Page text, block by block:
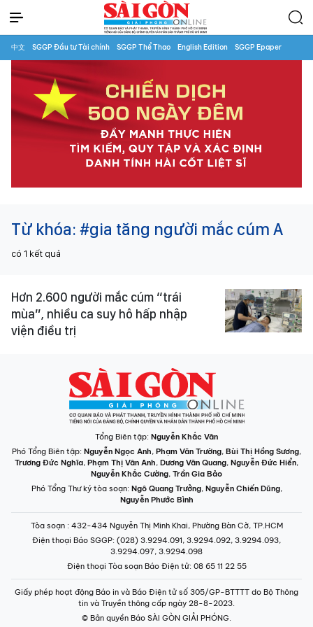
中文 SGGP Đầu tư Tài chính SGGP Thể Thao English Edition SGGP Epaper
Từ khóa: #gia tăng người mắc cúm A
có 1 kết quả
Hơn 2.600 người mắc cúm “trái
mùa”, nhiều ca suy hô hấp nhập
viện điều trị
Tổng Biên tập: Nguyễn Khắc Văn
Phó Tổng Biên tập: Nguyễn Ngọc Anh, Phạm Văn Trường, Bùi Thị Hồng Sương,
Trương Đức Nghĩa, Phạm Thị Vân Anh, Dương Văn Quang, Nguyễn Đức Hiển,
Nguyễn Khắc Cường, Trần Gia Bảo
Phó Tổng Thư ký tòa soạn: Ngô Quang Trưởng, Nguyễn Chiến Dũng,
Nguyễn Phước Bình
Tòa soạn : 432-434 Nguyễn Thị Minh Khai, Phường Bàn Cờ, TP.HCM
Điện thoại Báo SGGP: (028) 3.9294.091, 3.9294.092, 3.9294.093,
3.9294.097, 3.9294.098
Điện thoại Tòa soạn Báo Điện tử: 08 65 11 22 55
Giấy phép hoạt động Báo in và Báo Điện tử số 305/GP-BTTTT do Bộ Thông
tin và Truyền thông cấp ngày 28-8-2023.
© Bản quyền Báo SÀI GÒN GIẢI PHÓNG.